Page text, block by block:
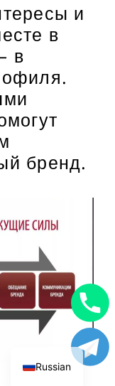
и
в
в
бренд.
Russian
Uzbek